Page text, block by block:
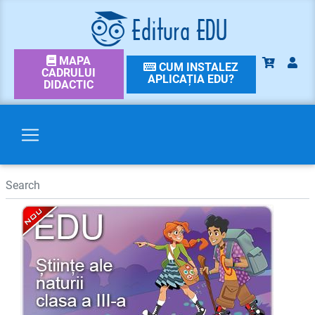
MAPA
CADRULUI
DIDACTIC
CUM INSTALEZ
APLICAȚIA EDU?